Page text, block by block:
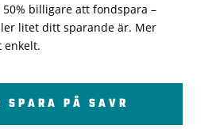
billigare att fondspara –
litet ditt sparande är. Mer
enkelt.
SPARA PÅ SAVR